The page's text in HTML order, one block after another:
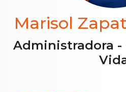
Marisol
Administradora -